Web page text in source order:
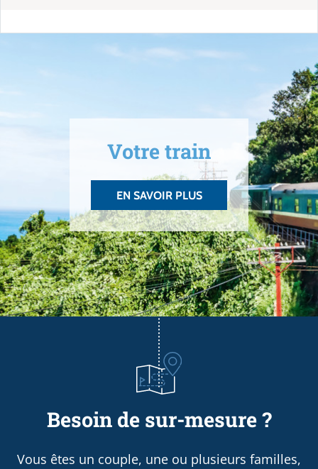
Votre train
EN SAVOIR PLUS
Besoin de sur-mesure ?
Vous êtes un couple, une ou plusieurs familles,